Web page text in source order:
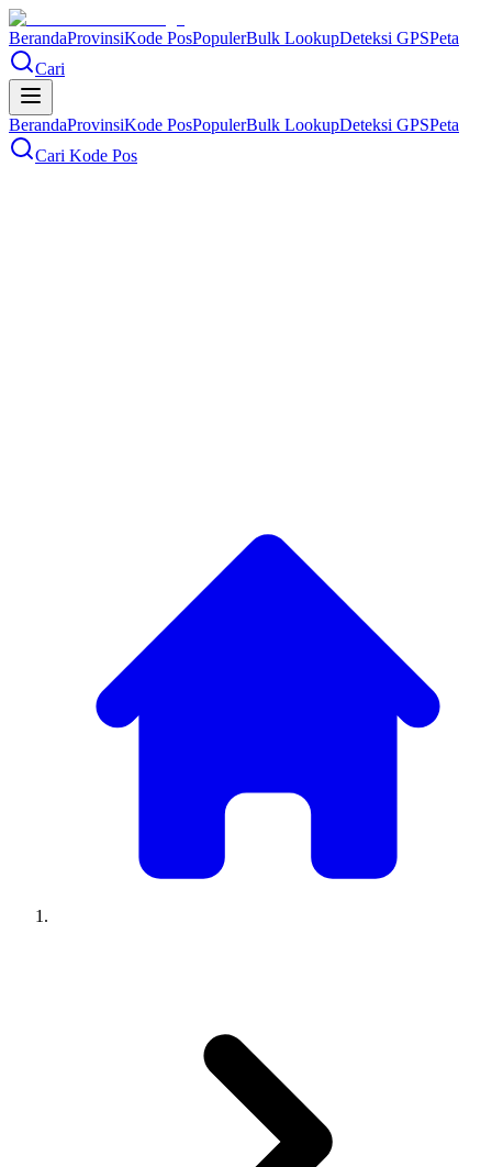
BerandaProvinsiKode PosPopulerBulk LookupDeteksi GPSPeta
Cari
BerandaProvinsiKode PosPopulerBulk LookupDeteksi GPSPeta
Cari Kode Pos